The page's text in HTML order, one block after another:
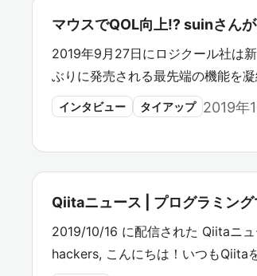
マウスでQOL向上⁉︎ suinさん
2019年9月27日にロジクール社は
ぶりに発売される最先端の機能を
インタビュー タイアップ 2019年
Qiitaニュース | プログラミン
2019/10/16 に配信された Qiitaニ
hackers, こんにちは！いつもQiita